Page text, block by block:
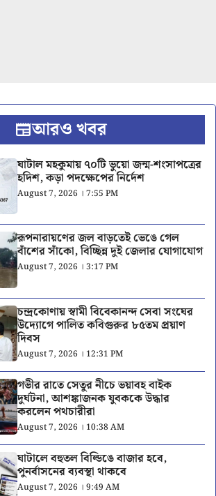
আরও খবর
ঘাটাল মহকুমায় ৭০টি ভুয়ো জন্ম-শংসাপত্রের
হদিশ, কড়া পদক্ষেপের নির্দেশ
August 7, 2026 । 7:55 PM
রূপনারায়ণের জল বাড়তেই ভেঙে গেল
বাঁশের সাঁকো, বিচ্ছিন্ন দুই জেলার যোগাযোগ
August 7, 2026 । 3:17 PM
চন্দ্রকোণায় স্বামী বিবেকানন্দ সেবা সংঘের
উদ্যোগে পালিত কবিগুরুর ৮৫তম প্রয়াণ
দিবস
August 7, 2026 । 12:31 PM
গভীর রাতে সেতুর নীচে ভয়াবহ বাইক
দুর্ঘটনা, আশঙ্কাজনক যুবককে উদ্ধার
করলেন পথচারীরা
August 7, 2026 । 10:38 AM
ঘাটালে বহুতল বিল্ডিঙে বাজার হবে,
পুনর্বাসনের ব্যবস্থা থাকবে
August 7, 2026 । 9:49 AM